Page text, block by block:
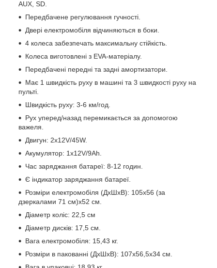
AUX, SD.
Передбачене регулювання гучності.
Двері електромобіля відчиняються в боки.
4 колеса забезпечать максимальну стійкість.
Колеса виготовлені з EVA-матеріалу.
Передбачені передні та задні амортизатори.
Має 1 швидкість руху в машині та 3 швидкості руху на
пульті.
Швидкість руху: 3-6 км/год.
Рух уперед/назад перемикається за допомогою
важеля.
Двигун: 2х12V/45W.
Акумулятор: 1х12V/9Ah.
Час заряджання батареї: 8-12 годин.
Є індикатор заряджання батареї.
Розміри електромобіля (ДхШхВ): 105х56 (за
дзеркалами 71 см)х52 см.
Діаметр коліс: 22,5 см
Діаметр дисків: 17,5 см.
Вага електромобіля: 15,43 кг.
Розміри в пакованні (ДхШхВ): 107х56,5х34 см.